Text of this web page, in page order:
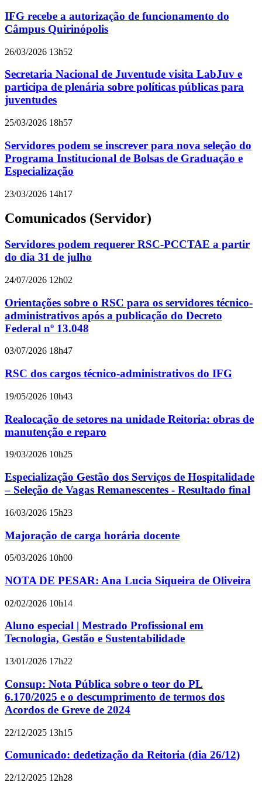
IFG recebe a autorização de funcionamento do
Câmpus Quirinópolis
26/03/2026 13h52
Secretaria Nacional de Juventude visita LabJuv e
participa de plenária sobre políticas públicas para
juventudes
25/03/2026 18h57
Servidores podem se inscrever para nova seleção do
Programa Institucional de Bolsas de Graduação e
Especialização
23/03/2026 14h17
Comunicados (Servidor)
Servidores podem requerer RSC-PCCTAE a partir
do dia 31 de julho
24/07/2026 12h02
Orientações sobre o RSC para os servidores técnico-
administrativos após a publicação do Decreto
Federal nº 13.048
03/07/2026 18h47
RSC dos cargos técnico-administrativos do IFG
19/05/2026 10h43
Realocação de setores na unidade Reitoria: obras de
manutenção e reparo
19/03/2026 10h25
Especialização Gestão dos Serviços de Hospitalidade
– Seleção de Vagas Remanescentes - Resultado final
16/03/2026 15h23
Majoração de carga horária docente
05/03/2026 10h00
NOTA DE PESAR: Ana Lucia Siqueira de Oliveira
02/02/2026 10h14
Aluno especial | Mestrado Profissional em
Tecnologia, Gestão e Sustentabilidade
13/01/2026 17h22
Consup: Nota Pública sobre o teor do PL
6.170/2025 e o descumprimento de termos dos
Acordos de Greve de 2024
22/12/2025 13h15
Comunicado: dedetização da Reitoria (dia 26/12)
22/12/2025 12h28